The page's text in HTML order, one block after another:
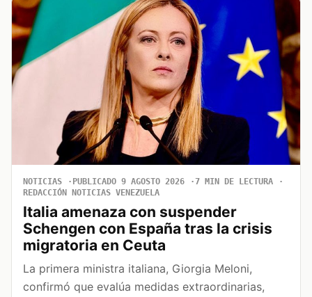
NOTICIAS PUBLICADO 9 AGOSTO 2026
7 MIN DE LECTURA
REDACCIÓN NOTICIAS VENEZUELA
Italia amenaza con suspender
Schengen con España tras la crisis
migratoria en Ceuta
La primera ministra italiana, Giorgia Meloni,
confirmó que evalúa medidas extraordinarias,